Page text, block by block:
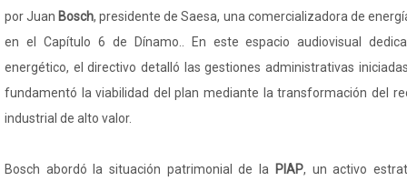
por Juan Bosch, presidente de Saesa, una comercializadora de
en el Capítulo 6 de Dínamo.. En este espacio audiovisual
energético, el directivo detalló las gestiones administrativas
fundamentó la viabilidad del plan mediante la transformación del
industrial de alto valor.
Bosch abordó la situación patrimonial de la PIAP, un activo